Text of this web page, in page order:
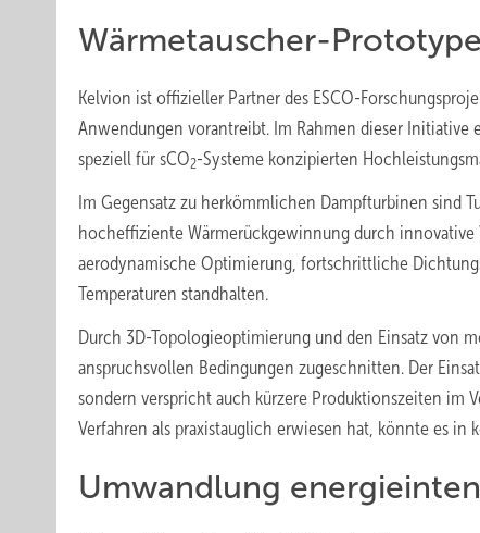
Wärmetauscher-
Kelvion ist offizieller Partner des ESCO-
Anwendungen vorantreibt. Im Rahmen dieser
speziell für sCO2-Systeme konzipierten
Im Gegensatz zu herkömmlichen Dampfturbinen sind
hocheffiziente Wärmerückgewinnung durch innovative
aerodynamische Optimierung, fortschrittliche
Temperaturen standhalten.
Durch 3D-Topologieoptimierung und den Einsatz von
anspruchsvollen Bedingungen zugeschnitten. Der
sondern verspricht auch kürzere Produktionszeiten im
Verfahren als praxistauglich erwiesen hat, könnte es
Umwandlung